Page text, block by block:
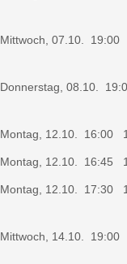
Mittwoch, 07.10.
Donnerstag, 08.10.
Montag, 12.10. 16:00
Montag, 12.10. 16:45
Montag, 12.10. 17:30
Mittwoch, 14.10.